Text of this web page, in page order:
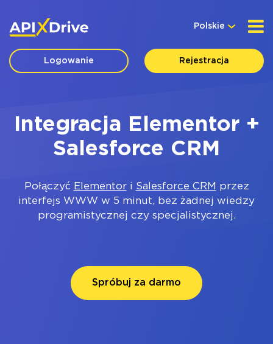
Polskie
Logowanie Rejestracja
Integracja Elementor +
Salesforce CRM
Połączyć Elementori Salesforce CRM przez
interfejs WWW w 5 minut, bez żadnej wiedzy
programistycznej czy specjalistycznej.
Spróbuj za darmo